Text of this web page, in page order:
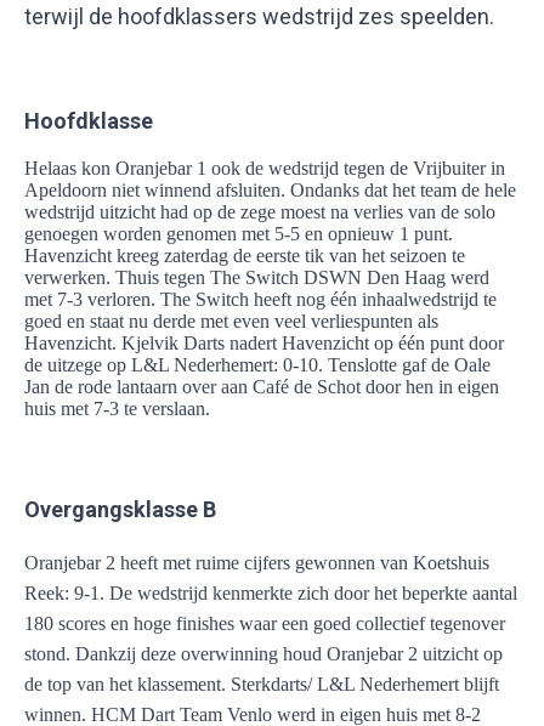
terwijl de hoofdklassers wedstrijd zes speelden.
Hoofdklasse
Helaas kon Oranjebar 1 ook de wedstrijd tegen de Vrijbuiter in
Apeldoorn niet winnend afsluiten. Ondanks dat het team de hele
wedstrijd uitzicht had op de zege moest na verlies van de solo
genoegen worden genomen met 5-5 en opnieuw 1 punt.
Havenzicht kreeg zaterdag de eerste tik van het seizoen te
verwerken. Thuis tegen The Switch DSWN Den Haag werd
met 7-3 verloren. The Switch heeft nog één inhaalwedstrijd te
goed en staat nu derde met even veel verliespunten als
Havenzicht. Kjelvik Darts nadert Havenzicht op één punt door
de uitzege op L&L Nederhemert: 0-10. Tenslotte gaf de Oale
Jan de rode lantaarn over aan Café de Schot door hen in eigen
huis met 7-3 te verslaan.
Overgangsklasse B
Oranjebar 2 heeft met ruime cijfers gewonnen van Koetshuis
Reek: 9-1. De wedstrijd kenmerkte zich door het beperkte aantal
180 scores en hoge finishes waar een goed collectief tegenover
stond. Dankzij deze overwinning houd Oranjebar 2 uitzicht op
de top van het klassement. Sterkdarts/ L&L Nederhemert blijft
winnen. HCM Dart Team Venlo werd in eigen huis met 8-2